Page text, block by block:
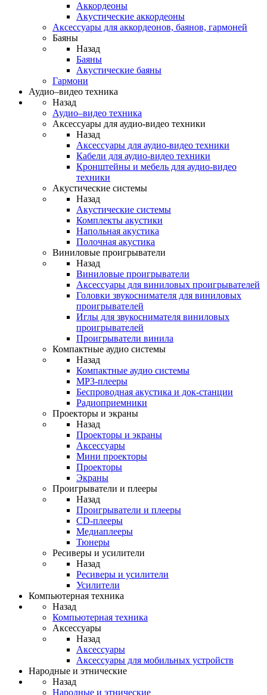
Аккордеоны
Акустические аккордеоны
Аксессуары для аккордеонов, баянов, гармоней
Баяны
Назад
Баяны
Акустические баяны
Гармони
Аудио–видео техника
Назад
Аудио–видео техника
Аксессуары для аудио-видео техники
Назад
Аксессуары для аудио-видео техники
Кабели для аудио-видео техники
Кронштейны и мебель для аудио-видео
техники
Акустические системы
Назад
Акустические системы
Комплекты акустики
Напольная акустика
Полочная акустика
Виниловые проигрыватели
Назад
Виниловые проигрыватели
Аксессуары для виниловых проигрывателей
Головки звукоснимателя для виниловых
проигрывателей
Иглы для звукоснимателя виниловых
проигрывателей
Проигрыватели винила
Компактные аудио системы
Назад
Компактные аудио системы
MP3-плееры
Беспроводная акустика и док-станции
Радиоприемники
Проекторы и экраны
Назад
Проекторы и экраны
Аксессуары
Мини проекторы
Проекторы
Экраны
Проигрыватели и плееры
Назад
Проигрыватели и плееры
CD-плееры
Медиаплееры
Тюнеры
Ресиверы и усилители
Назад
Ресиверы и усилители
Усилители
Компьютерная техника
Назад
Компьютерная техника
Аксессуары
Назад
Аксессуары
Аксессуары для мобильных устройств
Народные и этнические
Назад
Народные и этнические